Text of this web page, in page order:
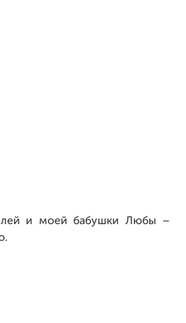
и моей бабушки Любы –